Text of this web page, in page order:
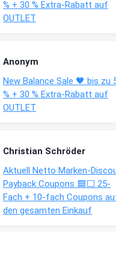
% + 30 % Extra-Rabatt auf
OUTLET
Anonym
New Balance Sale 🖤 bis zu
% + 30 % Extra-Rabatt auf
OUTLET
Christian Schröder
Aktuell Netto Marken-
Payback Coupons 🟦⬜ 25-
Fach + 10-fach Coupons
den gesamten Einkauf
shop.bioeg.de/
achtun...
↩
Joachim
Gratis personalisierte
Ration
↩
Joachim